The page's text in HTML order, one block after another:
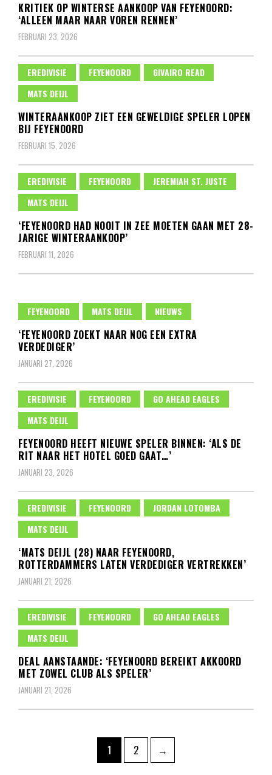
KRITIEK OP WINTERSE AANKOOP VAN FEYENOORD:
‘ALLEEN MAAR NAAR VOREN RENNEN’
FEBRUARI 23, 2026
EREDIVISIE FEYENOORD
GIVAIRO READ
MATS DEIJL
WINTERAANKOOP ZIET EEN GEWELDIGE SPELER LOPEN
BIJ FEYENOORD
FEBRUARI 15, 2026
EREDIVISIE FEYENOORD
JEREMIAH ST. JUSTE
MATS DEIJL
‘FEYENOORD HAD NOOIT IN ZEE MOETEN GAAN MET 28-
JARIGE WINTERAANKOOP’
FEBRUARI 11, 2026
FEYENOORD MATS DEIJL NIEUWS
‘FEYENOORD ZOEKT NAAR NOG EEN EXTRA
VERDEDIGER’
JANUARI 27, 2026
EREDIVISIE FEYENOORD
GO AHEAD EAGLES
MATS DEIJL
FEYENOORD HEEFT NIEUWE SPELER BINNEN: ‘ALS DE
RIT NAAR HET HOTEL GOED GAAT…’
JANUARI 23, 2026
EREDIVISIE FEYENOORD
JORDAN LOTOMBA
MATS DEIJL
‘MATS DEIJL (28) NAAR FEYENOORD,
ROTTERDAMMERS LATEN VERDEDIGER VERTREKKEN’
JANUARI 21, 2026
EREDIVISIE FEYENOORD
GO AHEAD EAGLES
MATS DEIJL
DEAL AANSTAANDE: ‘FEYENOORD BEREIKT AKKOORD
MET ZOWEL CLUB ALS SPELER’
JANUARI 21, 2026
Pagina
1 Pagina
2 →